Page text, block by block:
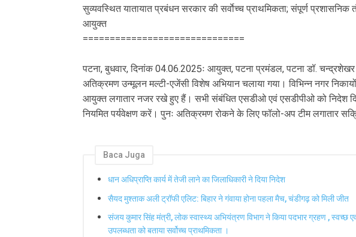
सुव्यवस्थित यातायात प्रबंधन सरकार की सर्वाेच्च प्राथमिकता; संपूर्ण
आयुक्त
==============================
पटना, बुधवार, दिनांक 04.06.2025ः आयुक्त, पटना प्रमंडल, पटना डॉ.
अतिक्रमण उन्मूलन मल्टी-एजेंसी विशेष अभियान चलाया गया। विभिन्न नगर
आयुक्त लगातार नजर रखे हुए हैं। सभी संबंधित एसडीओ एवं एसडीपीओ को निदेश
नियमित पर्यवेक्षण करें। पुनः अतिक्रमण रोकने के लिए फॉलो-अप टीम लगातार
Baca Juga
धान अधिप्राप्ति कार्य में तेजी लाने का जिलाधिकारी ने दिया निदेश
सैयद मुश्ताक अली ट्रॉफी एलिट: बिहार ने गंवाया होना पहला मैच, चंडीगढ़ को मिली जीत
संजय कुमार सिंह मंत्री, लोक स्वास्थ्य अभियंत्रण विभाग ने किया पदभार ग्रहण , स्वच्छ
उपलब्धता को बताया सर्वोच्च प्राथमिकता ।